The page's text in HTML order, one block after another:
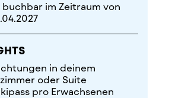
buchbar im Zeitraum von
in deinem
oder Suite
pro Erwachsenen